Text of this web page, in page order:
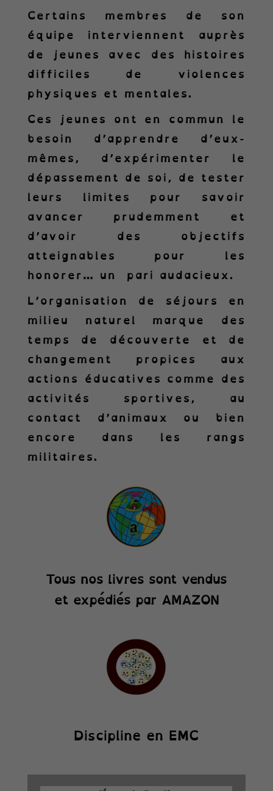
Certains membres de son
équipe interviennent auprès
de jeunes avec des histoires
difficiles de violences
physiques et mentales.
Ces jeunes ont en commun le
besoin d’apprendre d’eux-
mêmes, d’expérimenter le
dépassement de soi, de tester
leurs limites pour savoir
avancer prudemment et
d’avoir des objectifs
atteignables pour les
honorer… un pari audacieux.
L’organisation de séjours en
milieu naturel marque des
temps de découverte et de
changement propices aux
actions éducatives comme des
activités sportives, au
contact d’animaux ou bien
encore dans les rangs
militaires.
Tous nos livres sont vendus
et expédiés par AMAZON
Discipline en EMC